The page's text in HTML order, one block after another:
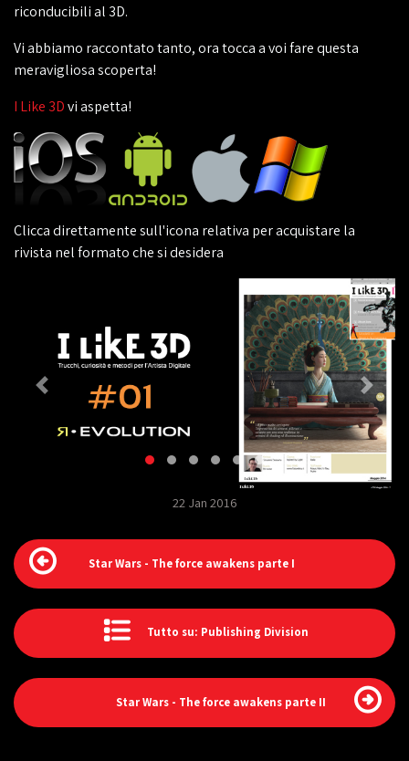
riconducibili al 3D.
Vi abbiamo raccontato tanto, ora tocca a voi fare questa
meravigliosa scoperta!
I Like 3Dvi aspetta!
Clicca direttamente sull'icona relativa per acquistare la
rivista nel formato che si desidera
22 Jan 2016
Star Wars - The force awakens parte I
Tutto su: Publishing Division
Star Wars - The force awakens parte II